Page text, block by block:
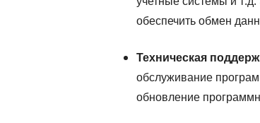
обеспечить обмен
Техническая
обслуживание
обновление